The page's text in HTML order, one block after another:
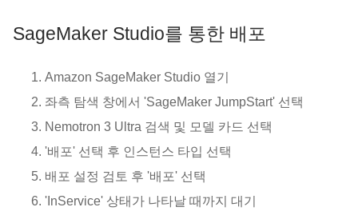
SageMaker Studio를 통한 배포
Amazon SageMaker Studio 열기
좌측 탐색 창에서 'SageMaker JumpStart' 선택
Nemotron 3 Ultra 검색 및 모델 카드 선택
'배포' 선택 후 인스턴스 타입 선택
배포 설정 검토 후 '배포' 선택
'InService' 상태가 나타날 때까지 대기